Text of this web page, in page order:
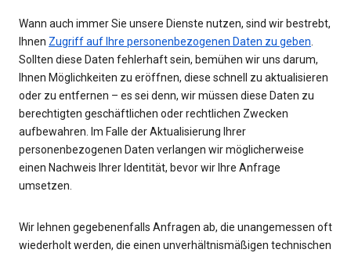
Wann auch immer Sie unsere Dienste nutzen, sind wir bestrebt,
Ihnen Zugriff auf Ihre personenbezogenen Daten zu geben.
Sollten diese Daten fehlerhaft sein, bemühen wir uns darum,
Ihnen Möglichkeiten zu eröffnen, diese schnell zu aktualisieren
oder zu entfernen – es sei denn, wir müssen diese Daten zu
berechtigten geschäftlichen oder rechtlichen Zwecken
aufbewahren. Im Falle der Aktualisierung Ihrer
personenbezogenen Daten verlangen wir möglicherweise
einen Nachweis Ihrer Identität, bevor wir Ihre Anfrage
umsetzen.
Wir lehnen gegebenenfalls Anfragen ab, die unangemessen oft
wiederholt werden, die einen unverhältnismäßigen technischen